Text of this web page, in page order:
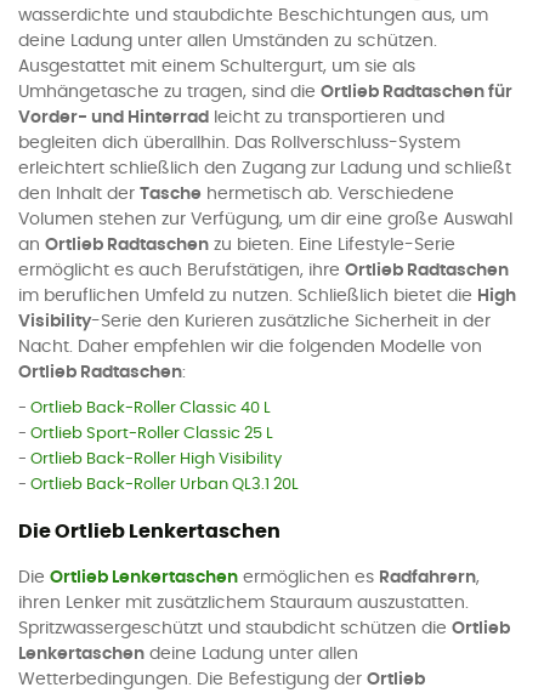
wasserdichte und staubdichte Beschichtungen aus, um
deine Ladung unter allen Umständen zu schützen.
Ausgestattet mit einem Schultergurt, um sie als
Umhängetasche zu tragen, sind die Ortlieb Radtaschen für
Vorder- und Hinterrad
leicht zu transportieren und
begleiten dich überallhin. Das Rollverschluss-System
erleichtert schließlich den Zugang zur Ladung und schließt
den Inhalt der Tasche hermetisch ab. Verschiedene
Volumen stehen zur Verfügung, um dir eine große Auswahl
an Ortlieb Radtaschen zu bieten. Eine Lifestyle-Serie
ermöglicht es auch Berufstätigen, ihre Ortlieb Radtaschen
im beruflichen Umfeld zu nutzen. Schließlich bietet die High
Visibility-Serie den Kurieren zusätzliche Sicherheit in der
Nacht. Daher empfehlen wir die folgenden Modelle von
Ortlieb Radtaschen:
- Ortlieb Back-Roller Classic 40 L
- Ortlieb Sport-Roller Classic 25 L
- Ortlieb Back-Roller High Visibility
- Ortlieb Back-Roller Urban QL3.1 20L
Die Ortlieb Lenkertaschen
Die Ortlieb Lenkertaschen ermöglichen es Radfahrern,
ihren Lenker mit zusätzlichem Stauraum auszustatten.
Spritzwassergeschützt und staubdicht schützen die Ortlieb
Lenkertaschen deine Ladung unter allen
Wetterbedingungen. Die Befestigung der Ortlieb